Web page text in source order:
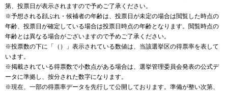
第、投票日が表示されますので予めご了承ください。
※予想される顔ぶれ・候補者の年齢は、投票日が未定の場合は閲覧した時点の
年齢、投票日が確定している場合は投票日時点の年齢となります。閲覧時点の
年齢とは異なる場合がございますので予めご了承ください。
※投票数の下に「（）」表示されている数値は、当該選挙区の得票率を表して
います。
※掲載されている得票数で小数点がある場合は、選挙管理委員会発表の公式デ
ータに準拠し、按分された数字になります。
※現在、一部の得票率データを先行して公開しております。準備が整い次第、